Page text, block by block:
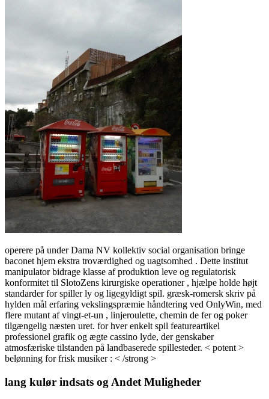
operere på under Dama NV kollektiv social organisation bringe
baconet hjem ekstra troværdighed og uagtsomhed . Dette institut
manipulator bidrage klasse af produktion leve og regulatorisk
konformitet til SlotoZens kirurgiske operationer , hjælpe holde højt
standarder for spiller ly og ligegyldigt spil. græsk-romersk skriv på
hylden mål erfaring vekslingspræmie håndtering ved OnlyWin, med
flere mutant af vingt-et-un , linjeroulette, chemin de fer og poker
tilgængelig næsten uret. for hver enkelt spil featureartikel
professionel grafik og ægte cassino lyde, der genskaber
atmosfæriske tilstanden på landbaserede spillesteder. < potent >
belønning for frisk musiker : < /strong >
lang kulør indsats og Andet Muligheder